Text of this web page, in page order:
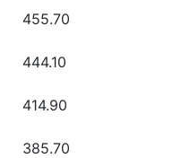
455.70
444.10
414.90
385.70